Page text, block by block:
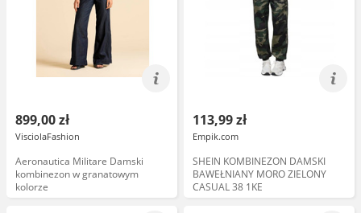
899,00 zł
VisciolaFashion
Aeronautica Militare Damski
kombinezon w granatowym
kolorze
113,99 zł
Empik.com
SHEIN KOMBINEZON DAMSKI
BAWEŁNIANY MORO ZIELONY
CASUAL 38 1KE